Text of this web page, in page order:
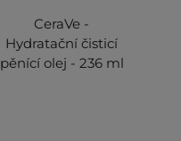
CeraVe -
Hydratační čisticí
pěnící olej - 236 ml